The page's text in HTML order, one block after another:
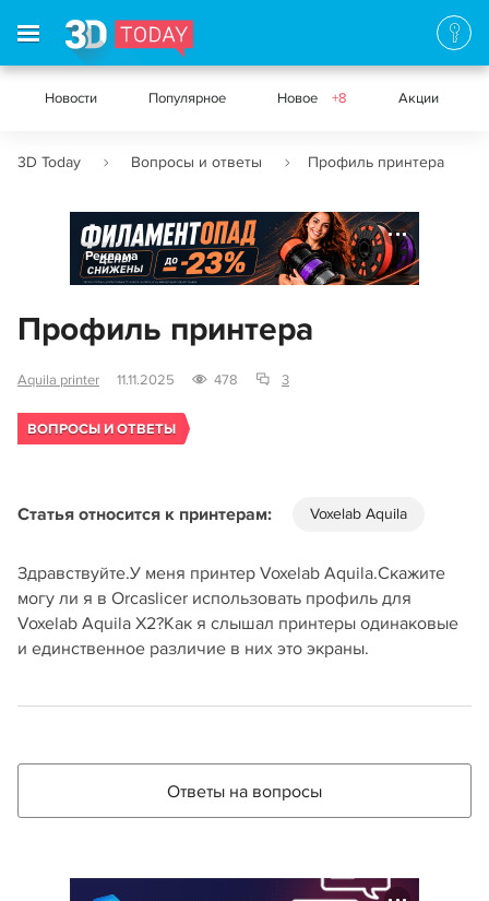
Новости Популярное Новое +8 Акции
3D Today Вопросы и ответы Профиль принтера
Реклама
Профиль принтера
Aquila printer 11.11.2025 478 3
ВОПРОСЫ И ОТВЕТЫ
Статья относится к принтерам: Voxelab Aquila
Здравствуйте.У меня принтер Voxelab Aquila.Скажите
могу ли я в Orcaslicer использовать профиль для
Voxelab Aquila X2?Как я слышал принтеры одинаковые
и единственное различие в них это экраны.
Ответы на вопросы